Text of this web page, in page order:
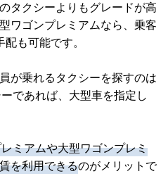
タクシーよりもグレードが高
ワゴンプレミアムなら、乗客
も可能です。
が乗れるタクシーを探すのは
であれば、大型車を指定し
ミアムや大型ワゴンプレミ
を利用できるのがメリットで